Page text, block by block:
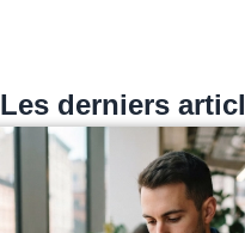
Les derniers